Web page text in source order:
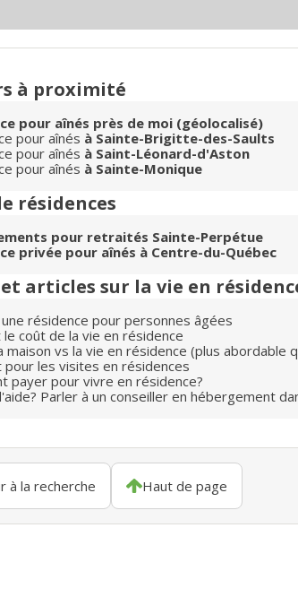
à proximité
pour aînés près de moi (géolocalisé)
pour aînés à Sainte-Brigitte-des-Saults
pour aînés à Saint-Léonard-d'Aston
pour aînés à Sainte-Monique
résidences
pour retraités Sainte-Perpétue
privée pour aînés à Centre-du-Québec
articles sur la vie en
résidence pour personnes âgées
coût de la vie en résidence
maison vs la vie en résidence (plus abordable
pour les visites en résidences
payer pour vivre en résidence?
Parler à un conseiller en hébergement
à la recherche Haut de page